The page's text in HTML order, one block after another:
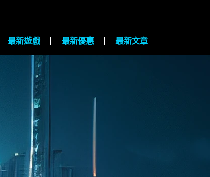
最新遊戲 最新優惠 最新文章